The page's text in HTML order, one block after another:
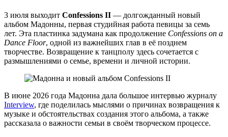
3 июля выходит Confessions II — долгожданный новый
альбом Мадонны, первая студийная работа певицы за семь
лет. Эта пластинка задумана как продолжение Confessions on a
Dance Floor, одной из важнейших глав в её позднем
творчестве. Возвращение к танцполу здесь сочетается с
размышлениями о семье, времени и личной истории.
В июне 2026 года Мадонна дала большое интервью журналу
Interview, где поделилась мыслями о причинах возвращения к
музыке и обстоятельствах создания этого альбома, а также
рассказала о важности семьи в своём творческом процессе.